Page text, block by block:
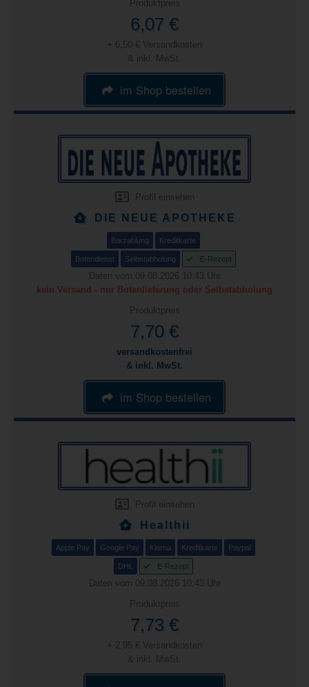
Produktpreis
6,07 €
+ 6,50 € Versandkosten
& inkl. MwSt.
im Shop bestellen
Profil einsehen
DIE NEUE APOTHEKE
Barzahlung Kreditkarte
Botendienst Selbstabholung E-Rezept
Daten vom 09.08.2026 10:43 Uhr
kein Versand - nur Botenlieferung oder Selbstabholung
Produktpreis
7,70 €
versandkostenfrei
& inkl. MwSt.
im Shop bestellen
Profil einsehen
Healthii
Apple Pay Google Pay Klarna Kreditkarte Paypal
DHL E-Rezept
Daten vom 09.08.2026 10:43 Uhr
Produktpreis
7,73 €
+ 2,95 € Versandkosten
& inkl. MwSt.